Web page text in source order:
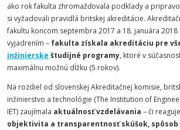
ako rok fakulta zhromažďovala podklady a
si vyžadovali pravidlá britskej akreditácie.
fakultu koncom septembra 2017 a 18. januára
vyjadrením – fakulta získala akreditáciu pre
inžinierske študijné programy, ktoré v
maximálnu možnú dĺžku (5 rokov).
Na rozdiel od slovenskej Akreditačnej komisie,
inžinierstvo a technológie (The Institution of
IET) zaujímala aktuálnosť vzdelávania – či
objektivita a transparentnosť skúšok, spôsob